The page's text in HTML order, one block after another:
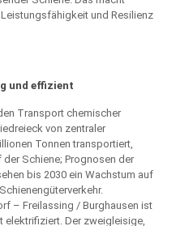
und Resilienz
und effizient
Transport chemischer
von zentraler
Tonnen transportiert,
Schiene; Prognosen der
bis 2030 ein Wachstum auf
– Freilassing / Burghausen ist
Der zweigleisige,